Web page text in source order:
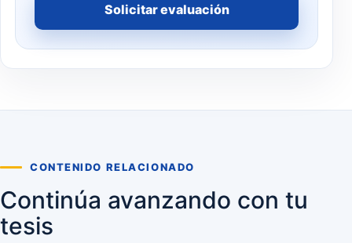
Solicitar evaluación
CONTENIDO RELACIONADO
Continúa avanzando con tu
tesis